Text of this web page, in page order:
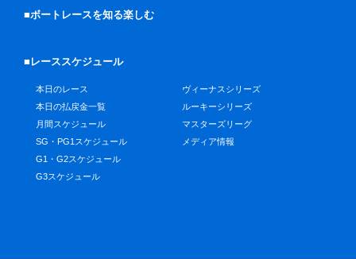
■ボートレースを知る楽しむ
■レーススケジュール
本日のレース
本日の払戻金一覧
月間スケジュール
SG・PG1スケジュール
G1・G2スケジュール
G3スケジュール
ヴィーナスシリーズ
ルーキーシリーズ
マスターズリーグ
メディア情報